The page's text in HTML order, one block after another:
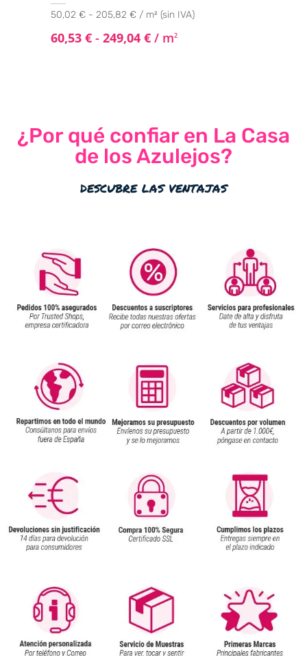
50,02 € - 205,82 € / m² (sin IVA)
60,53 € - 249,04 € / m2
¿Por qué confiar en La Casa
de los Azulejos?
descubre las ventajas